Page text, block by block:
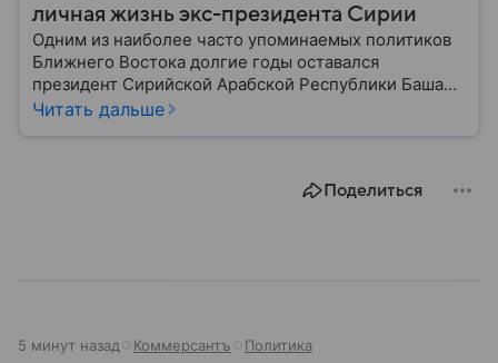
личная жизнь экс-президента Сирии
Одним из наиболее часто упоминаемых политиков
Ближнего Востока долгие годы оставался
президент Сирийской Арабской Республики Башар
Асад. Ему удавалось удерживать власть во время
2024 года: собрали главное из биографии бывшего
Читать дальше
Поделиться
5 минут назад Коммерсантъ Политика